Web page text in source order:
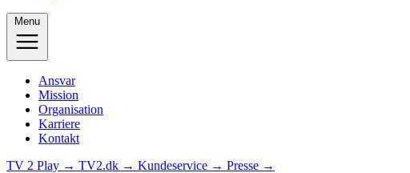
Menu
Ansvar
Mission
Organisation
Karriere
Kontakt
TV 2 Play → TV2.dk → Kundeservice → Presse →